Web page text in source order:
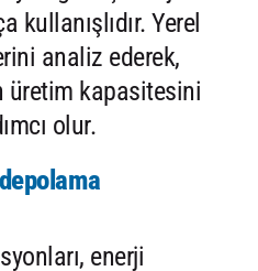
Yerel
analiz ederek,
üretim kapasitesini
olur.
enerji